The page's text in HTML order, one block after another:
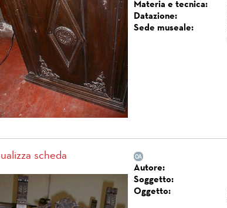
Materia e tecnica:
Datazione:
Sede museale:
scheda
Autore:
Soggetto:
Oggetto: